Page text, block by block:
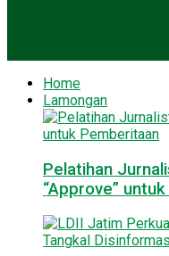
Home
Lamongan
Pelatihan
“Approve”